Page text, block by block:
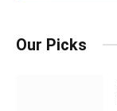
Our Picks